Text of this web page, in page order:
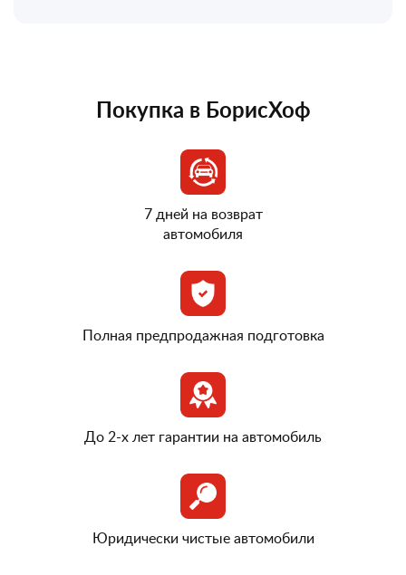
Покупка в БорисХоф
7 дней на возврат
автомобиля
Полная предпродажная подготовка
До 2-х лет гарантии на автомобиль
Юридически чистые автомобили